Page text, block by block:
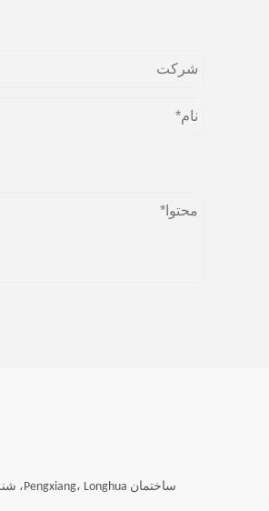
ساختمان Pengxiang، Longhua، شنژن، استان گوانگدونگ، چین